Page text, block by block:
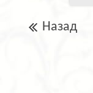
Назад